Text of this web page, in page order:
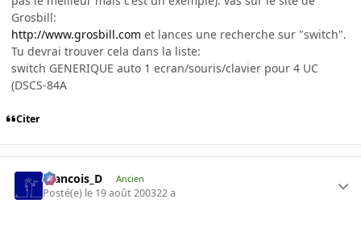
Grosbill:
http://www.grosbill.com et lances une recherche sur "switch".
Tu devrai trouver cela dans la liste:
switch GENERIQUE auto 1 ecran/souris/clavier pour 4 UC
(DSCS-84A
Citer
Francois_D Ancien
Posté(e) le 19 août 200322 a